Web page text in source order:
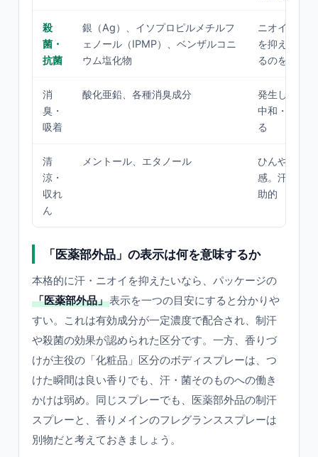
殺
菌・
抗菌
銀（Ag）、イソプロピルメチルフ
ェノール（IPMP）、ベンザルコニ
ウム塩化物
ニオイの原
を抑え、汗
るのを防ぐ
消
臭・
吸着
酸化亜鉛、各種消臭成分
発生したニ
中和・吸着
る
清
涼・
収れ
ん
メントール、エタノール
ひんやり感
感。汗を止
助的
「医薬部外品」の表示は何を意味するか
本格的に汗・ニオイを抑えたいなら、パッケージの
「医薬部外品」表示を一つの目安にすると分かりや
すい。これは有効成分が一定濃度で配合され、制汗
や殺菌の効果が認められた区分です。一方、香りづ
けが主役の「化粧品」区分のボディスプレーは、つ
けた瞬間は良い香りでも、汗・菌そのものへの働き
かけは弱め。同じスプレーでも、医薬部外品の制汗
スプレーと、香りメインのフレグランススプレーは
別物だと考えておきましょう。